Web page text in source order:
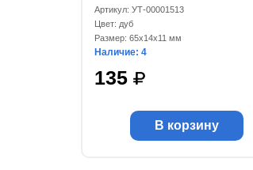
Артикул: УТ-00001513
Цвет: дуб
Размер: 65x14x11 мм
Наличие: 4
135
В корзину